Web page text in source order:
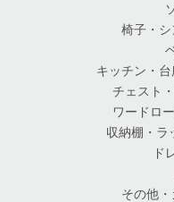
椅子・
キッチン・
チェスト
ワードロ
収納棚・ラ
ド
その他